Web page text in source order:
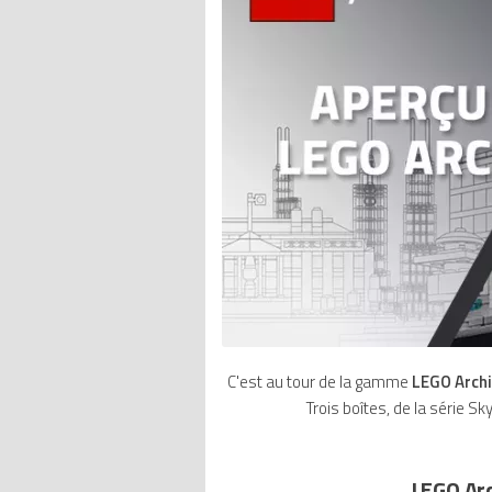
C'est au tour de la gamme LEGO
Trois boîtes, de la série